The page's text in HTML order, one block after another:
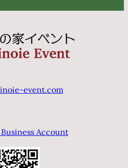
event.com
Account